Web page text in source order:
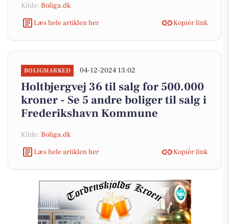
Kilde: Boliga.dk
Læs hele artiklen her
Kopiér link
BOLIGMARKED 04-12-2024 13:02
Holtbjergvej 36 til salg for 500.000
kroner - Se 5 andre boliger til salg i
Frederikshavn Kommune
Kilde: Boliga.dk
Læs hele artiklen her
Kopiér link